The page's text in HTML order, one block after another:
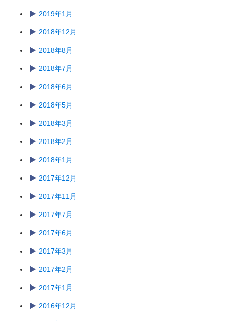
2019年1月
2018年12月
2018年8月
2018年7月
2018年6月
2018年5月
2018年3月
2018年2月
2018年1月
2017年12月
2017年11月
2017年7月
2017年6月
2017年3月
2017年2月
2017年1月
2016年12月